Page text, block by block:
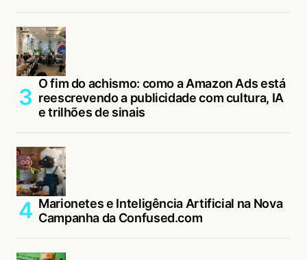
O fim do achismo: como a Amazon Ads está
reescrevendo a publicidade com cultura, IA
e trilhões de sinais
Marionetes e Inteligência Artificial na Nova
Campanha da Confused.com